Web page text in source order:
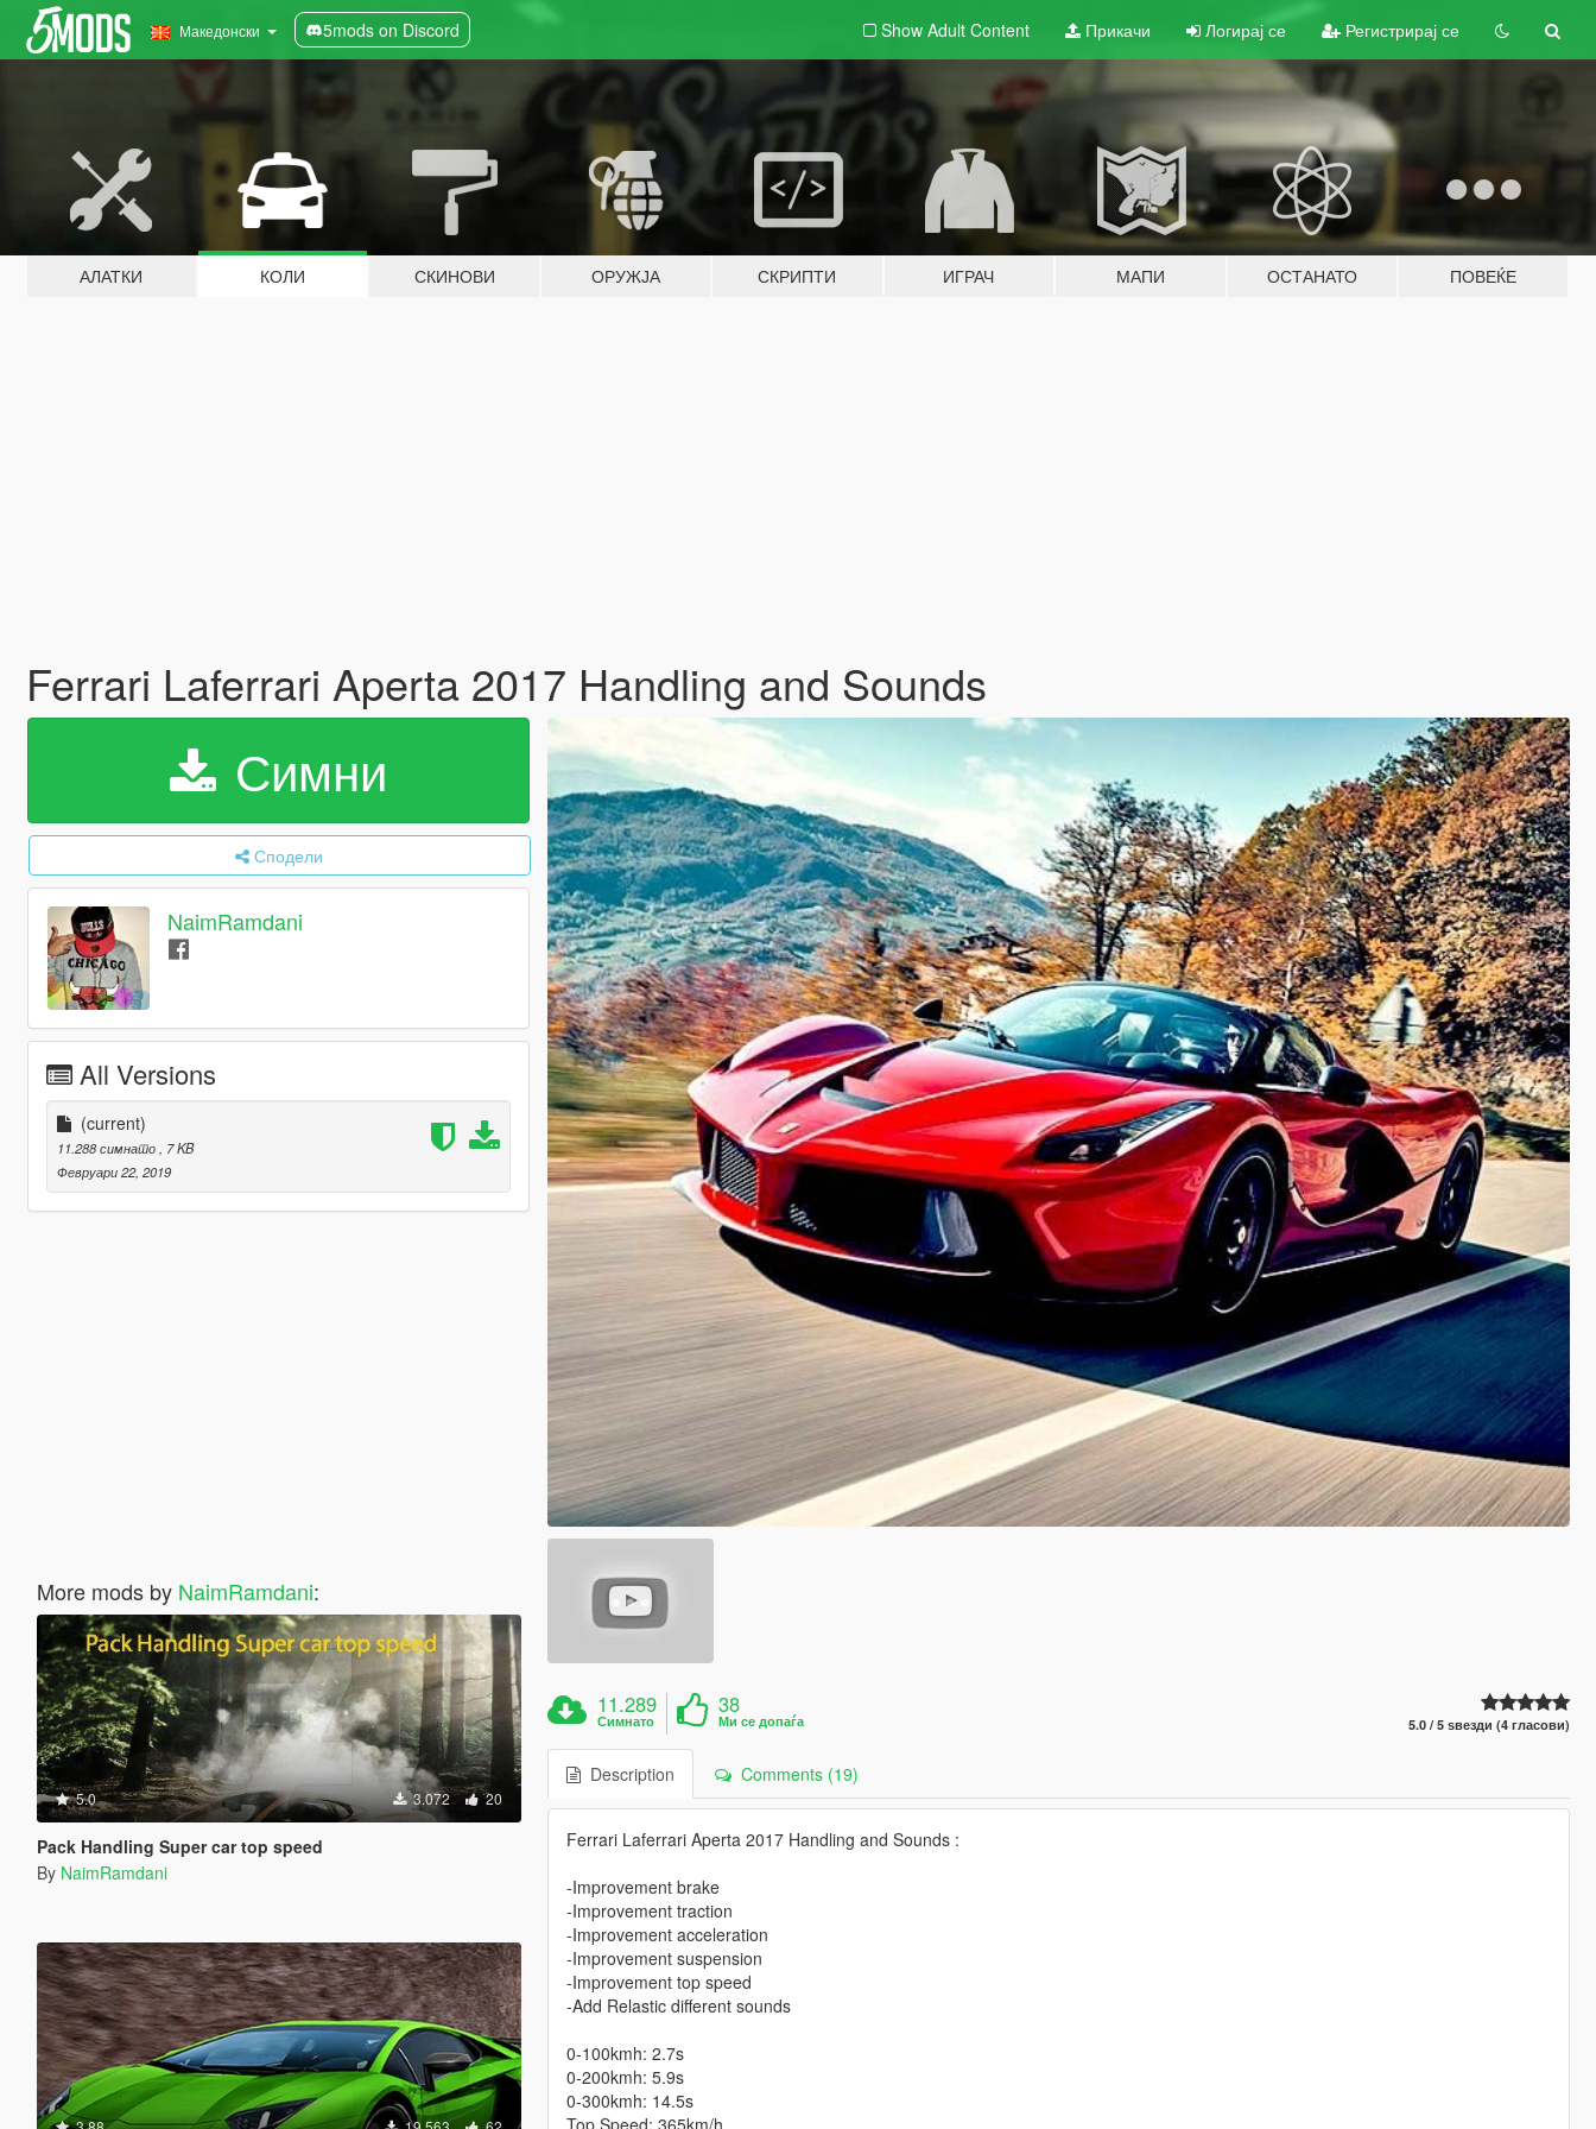
Македонски 5mods on Discord Show Adult Content Прикачи Логирај се Регистрирај се
АЛАТКИ КОЛИ СКИНОВИ ОРУЖЈА СКРИПТИ ИГРАЧ МАПИ ОСТАНАТО ПОВЕЌЕ
Ferrari Laferrari Aperta 2017 Handling and Sounds
Симни
Сподели
NaimRamdani
All Versions
(current)
11.288 симнато
, 7 KB
Февруари 22, 2019
More mods by NaimRamdani:
5.0 3.072 20
Pack Handling Super car top speed
By NaimRamdani
11.289
Симнато
38
Ми се допаѓа 5.0 / 5 ѕвезди (4 гласови)
Description Comments (19)
Ferrari Laferrari Aperta 2017 Handling and Sounds :
-Improvement brake
-Improvement traction
-Improvement acceleration
-Improvement suspension
-Improvement top speed
-Add Relastic different sounds
0-100kmh: 2.7s
0-200kmh: 5.9s
0-300kmh: 14.5s
Top Speed: 365km/h